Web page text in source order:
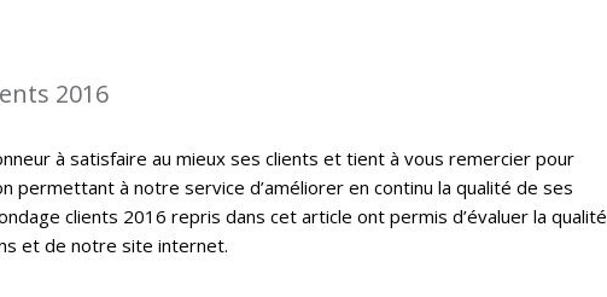
2016
à satisfaire au mieux ses clients et tient à vous remercier pour
permettant à notre service d’améliorer en continu la qualité de ses
clients 2016 repris dans cet article ont permis d’évaluer la qualité
et de notre site internet.